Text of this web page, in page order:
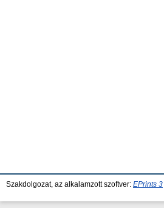
Szakdolgozat, az alkalamzott szoftver: EPrints 3